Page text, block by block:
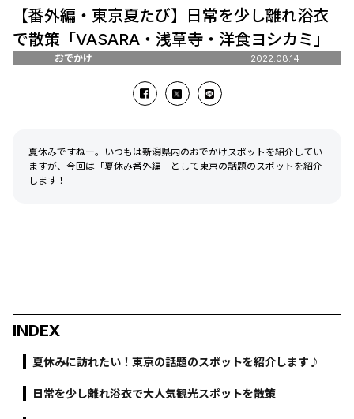
【番外編・東京夏たび】日常を少し離れ浴衣
で散策「VASARA・浅草寺・洋食ヨシカミ」
おでかけ 2022.08.14
夏休みですねー。いつもは新潟県内のおでかけスポットを紹介してい
ますが、今回は「夏休み番外編」として東京の話題のスポットを紹介
します！
INDEX
夏休みに訪れたい！東京の話題のスポットを紹介します♪
日常を少し離れ浴衣で大人気観光スポットを散策